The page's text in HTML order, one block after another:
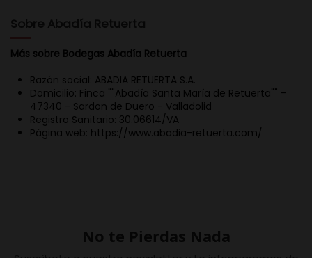
Sobre Abadía Retuerta
Más sobre Bodegas Abadía Retuerta
Razón social: ABADIA RETUERTA S.A.
Domicilio: Finca ""Abadía Santa María de Retuerta"" -
47340 - Sardon de Duero - Valladolid
Registro Sanitario: 30.06614/VA
Página web: https://www.abadia-retuerta.com/
No te Pierdas Nada